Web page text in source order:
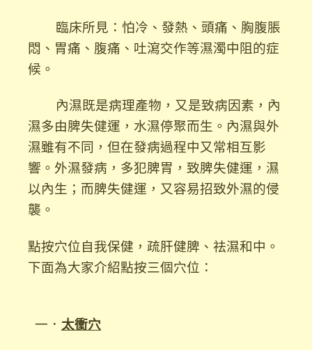
臨床所見：怕冷、發熱、頭痛、胸腹脹
悶、胃痛、腹痛、吐瀉交作等濕濁中阻的症
候。
內濕既是病理產物，又是致病因素，內
濕多由脾失健運，水濕停聚而生。內濕與外
濕雖有不同，但在發病過程中又常相互影
響。外濕發病，多犯脾胃，致脾失健運，濕
以內生；而脾失健運，又容易招致外濕的侵
襲。
點按穴位自我保健，疏肝健脾、祛濕和中。
下面為大家介紹點按三個穴位：
一． 太衝穴